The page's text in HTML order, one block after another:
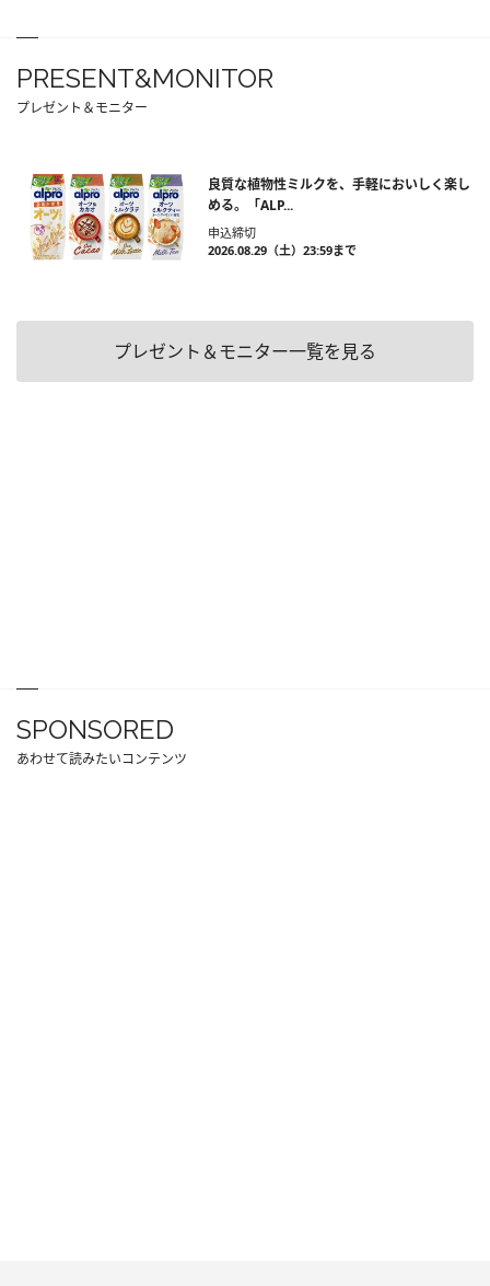
PRESENT&MONITOR
プレゼント＆モニター
良質な植物性ミルクを、手軽においしく楽し
める。「ALP...
申込締切
2026.08.29（土）23:59まで
プレゼント＆モニター一覧を見る
SPONSORED
あわせて読みたいコンテンツ